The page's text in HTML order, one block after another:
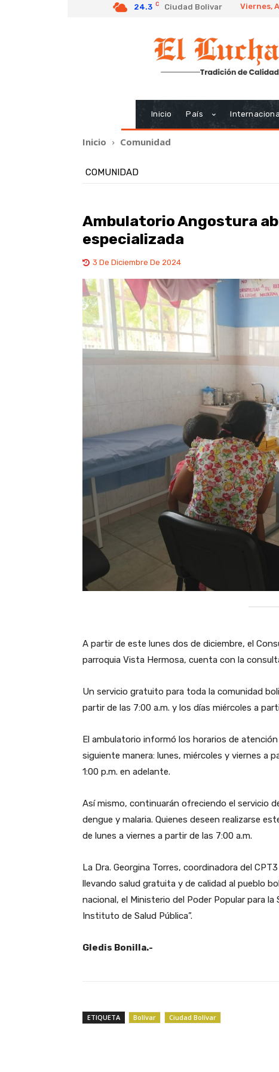
24.3 C Ciudad Bolivar Viernes,
Inicio País
Inicio Comunidad
COMUNIDAD
Ambulatorio Angostura
especializada
3 De Diciembre De 2024
A partir de este lunes dos de diciembre, el
parroquia Vista Hermosa, cuenta con la
Un servicio gratuito para toda la comunidad
partir de las 7:00 a.m. y los días miércoles a
El ambulatorio informó los horarios de
siguiente manera: lunes, miércoles y viernes a
1:00 p.m. en adelante.
Así mismo, continuarán ofreciendo el servicio
dengue y malaria. Quienes deseen realizarse
de lunes a viernes a partir de las 7:00 a.m.
La Dra. Georgina Torres, coordinadora del
llevando salud gratuita y de calidad al pueblo
nacional, el Ministerio del Poder Popular para
Instituto de Salud Pública”.
Gledis Bonilla.-
ETIQUETA Bolívar Ciudad Bolívar